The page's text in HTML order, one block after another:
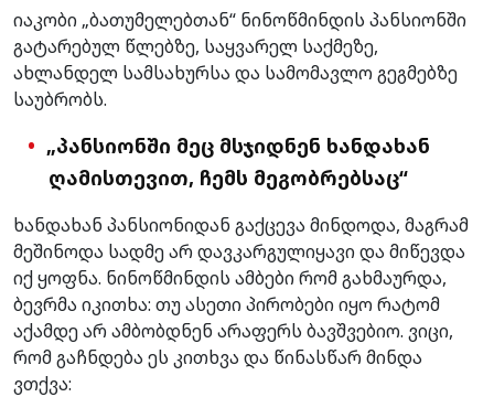
იაკობი „ბათუმელებთან“ ნინოწმინდის პანსიონში
გატარებულ წლებზე, საყვარელ საქმეზე,
ახლანდელ სამსახურსა და სამომავლო გეგმებზე
საუბრობს.
„პანსიონში მეც მსჯიდნენ ხანდახან
ღამისთევით, ჩემს მეგობრებსაც“
ხანდახან პანსიონიდან გაქცევა მინდოდა, მაგრამ
მეშინოდა სადმე არ დავკარგულიყავი და მიწევდა
იქ ყოფნა. ნინოწმინდის ამბები რომ გახმაურდა,
ბევრმა იკითხა: თუ ასეთი პირობები იყო რატომ
აქამდე არ ამბობდნენ არაფერს ბავშვებიო. ვიცი,
რომ გაჩნდება ეს კითხვა და წინასწარ მინდა
ვთქვა: